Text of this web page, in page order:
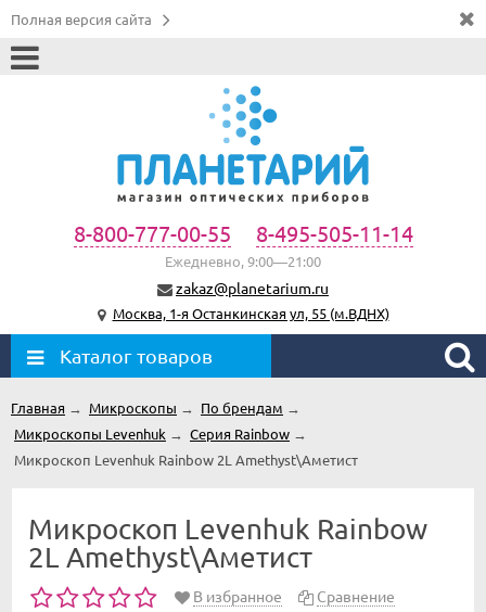
Полная версия сайта
8-800-777-00-55 8-495-505-11-14
Ежедневно, 9:00—21:00
zakaz@planetarium.ru
Москва, 1-я Останкинская ул, 55 (м.ВДНХ)
Каталог товаров
Главная → Микроскопы → По брендам →
Микроскопы Levenhuk → Серия Rainbow →
Микроскоп Levenhuk Rainbow 2L Amethyst\Аметист
Микроскоп Levenhuk Rainbow
2L Amethyst\Аметист
В избранное Сравнение